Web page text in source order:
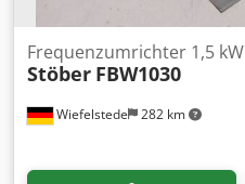
Wiefelstede 282 km
Frequenzumrichter 1,5 kW
Stöber FBW1030